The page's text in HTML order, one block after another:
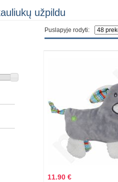
aksesuaraiužpildu
Puslapyje rodyti:
11.90 €